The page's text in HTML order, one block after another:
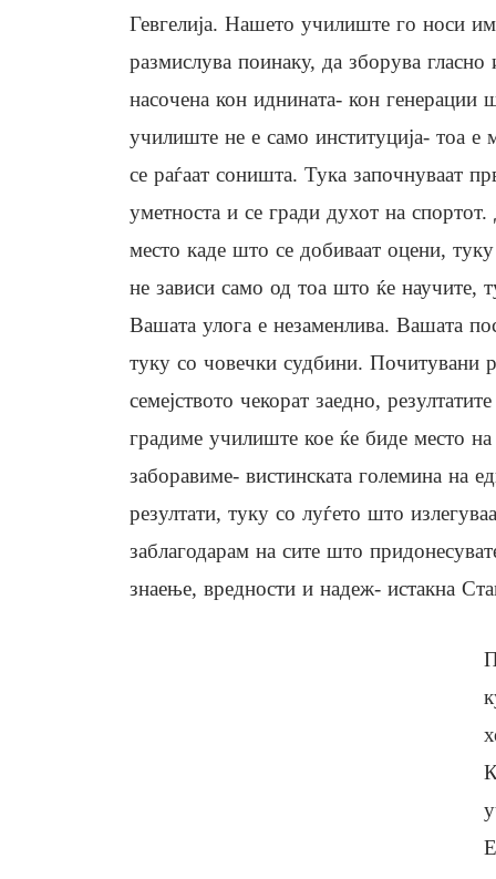
Гевгелија. Нашето училиште го носи
размислува поинаку, да зборува
насочена кон иднината- кон генерации
училиште не е само институција- тоа е
се раѓаат соништа. Тука започнуваат
уметноста и се гради духот на
место каде што се добиваат оцени,
не зависи само од тоа што ќе научите,
Вашата улога е незаменлива. Вашата
туку со човечки судбини. Почитувани
семејството чекорат заедно,
градиме училиште кое ќе биде место
заборавиме- вистинската големина на
резултати, туку со луѓето што
заблагодарам на сите што
знаење, вредности и надеж- истакна